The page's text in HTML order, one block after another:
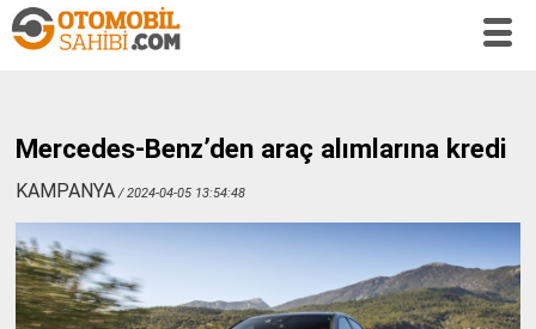
Mercedes-Benz’den araç alımlarına kredi
KAMPANYA / 2024-04-05 13:54:48